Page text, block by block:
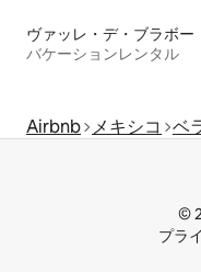
ヴァッレ・デ・ブラボー
バケーションレンタル
Airbnb メキシコ ベ
©
プラ